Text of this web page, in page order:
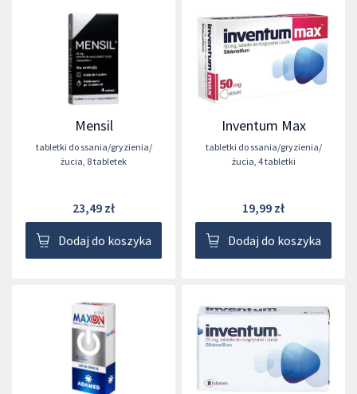
Mensil
tabletki do ssania/gryzienia/
żucia 8 tabletek
23,49 zł
Dodaj do koszyka
Inventum Max
tabletki do ssania/gryzienia/
żucia 4 tabletki
19,99 zł
Dodaj do koszyka